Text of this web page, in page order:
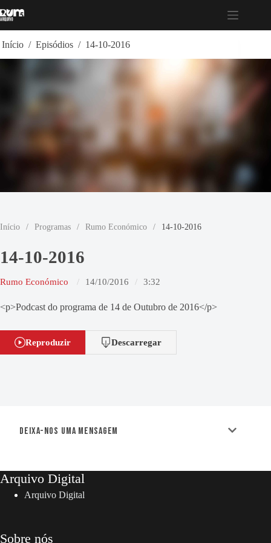
para
Início / Episódios / 14-10-2016
Início / Programas / Rumo Económico / 14-10-2016
14-10-2016
Rumo Económico 14/10/2016 3:32
<p>Podcast do programa de 14 de Outubro de 2016</p>
Reproduzir Descarregar
Deixa-nos uma mensagem
Arquivo Digital
Arquivo Digital
Sobre nós